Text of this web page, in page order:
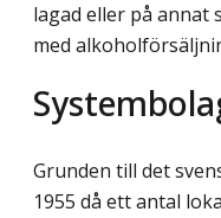
lagad eller på annat
med
Grunden till det
1955 då ett antal